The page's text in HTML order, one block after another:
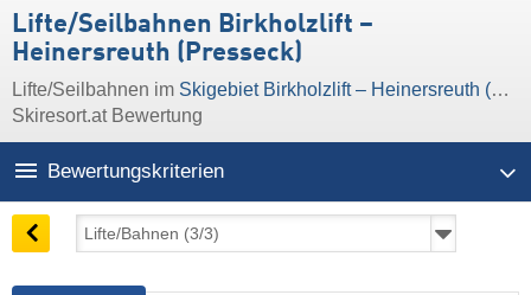
Lifte/Seilbahnen Birkholzlift –
Heinersreuth (Presseck)
Lifte/Seilbahnen im Skigebiet Birkholzlift – Heinersreuth (Presseck)
Skiresort.at Bewertung
Bewertungskriterien